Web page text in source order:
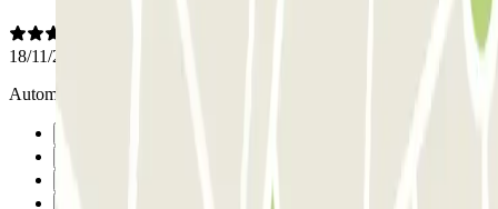
18/11/2024
Automatische toegang en genoeg ruimte voor parkeren.